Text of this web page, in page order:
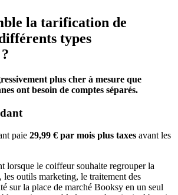
la tarification de
types
plus cher à mesure que
ont besoin de comptes séparés.
paie 29,99 € par mois plus taxes avant les
lorsque le coiffeur souhaite regrouper la
les outils marketing, le traitement des
sur la place de marché Booksy en un seul